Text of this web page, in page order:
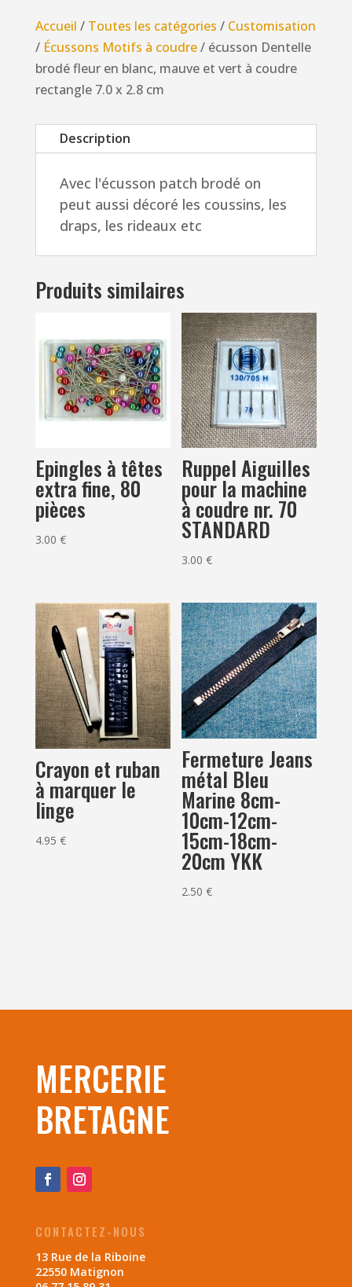
fleur
en
blanc,
mauve
et
coudre
rectangle
cm
Accueil / Toutes les catégories / Customisation
/ Écussons Motifs à coudre/ écusson Dentelle
brodé fleur en blanc, mauve et vert à coudre
rectangle 7.0 x 2.8 cm
Description
Avec l'écusson patch brodé on
peut aussi décoré les coussins, les
draps, les rideaux etc
Produits similaires
Epingles à têtes
extra fine, 80
pièces
3.00 €
Ruppel Aiguilles
pour la machine
à coudre nr. 70
STANDARD
3.00€
Crayon et ruban
à marquer le
linge
4.95 €
Fermeture Jeans
métal Bleu
Marine 8cm-
10cm-12cm-
15cm-18cm-
20cm YKK
2.50€
MERCERIE
BRETAGNE
CONTACTEZ-NOUS
13 Rue de la Riboine
22550 Matignon